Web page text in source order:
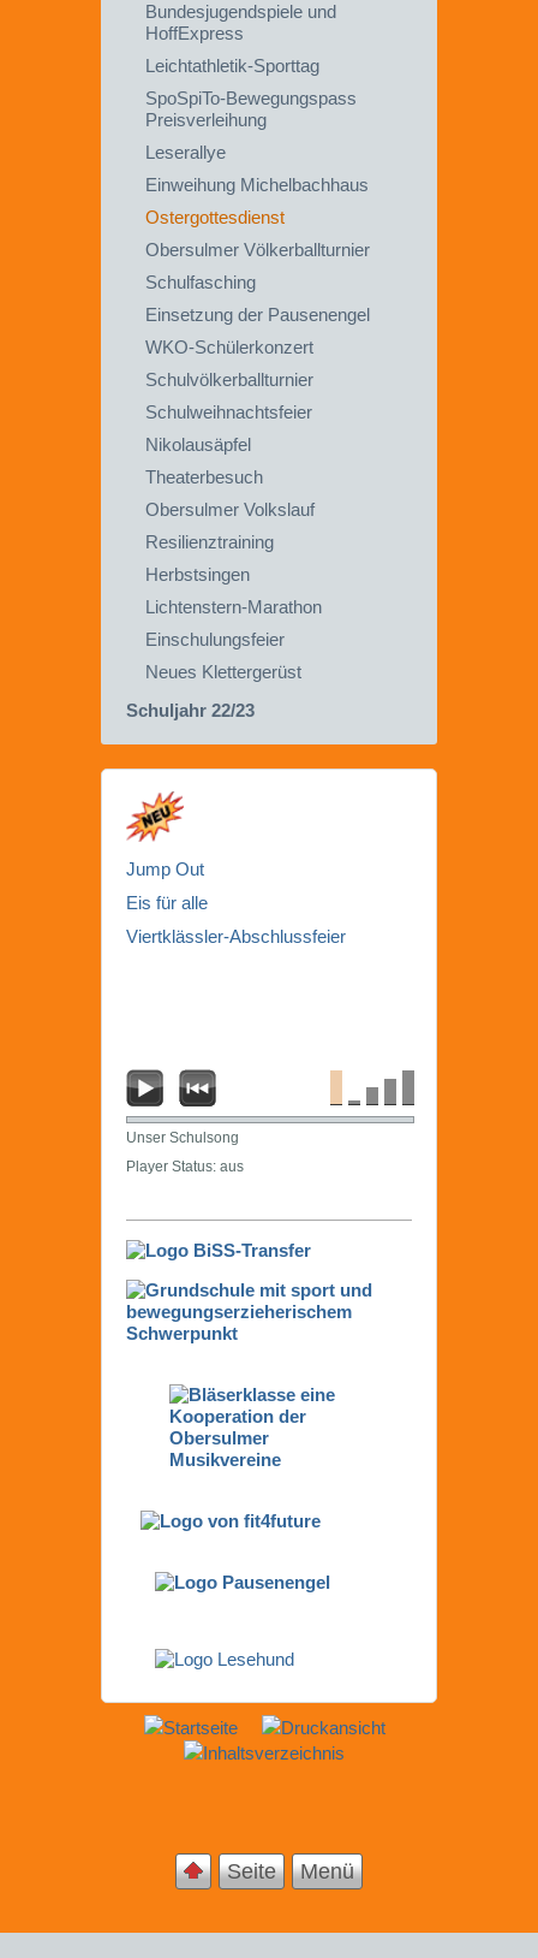
Bundesjugendspiele und
HoffExpress
Leichtathletik-Sporttag
SpoSpiTo-Bewegungspass
Preisverleihung
Leserallye
Einweihung Michelbachhaus
Ostergottesdienst
Obersulmer Völkerballturnier
Schulfasching
Einsetzung der Pausenengel
WKO-Schülerkonzert
Schulvölkerballturnier
Schulweihnachtsfeier
Nikolausäpfel
Theaterbesuch
Obersulmer Volkslauf
Resilienztraining
Herbstsingen
Lichtenstern-Marathon
Einschulungsfeier
Neues Klettergerüst
Schuljahr 22/23
Jump Out
Eis für alle
Viertklässler-Abschlussfeier
Unser Schulsong
Player Status: aus
Seite Menü